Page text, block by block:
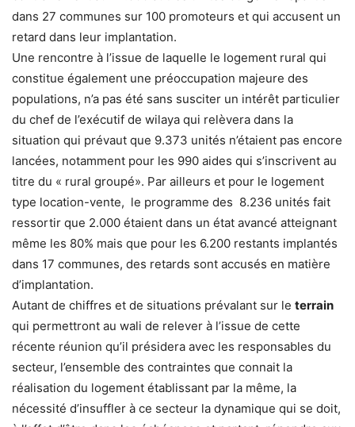
dans 27 communes sur 100 promoteurs et qui accusent un
retard dans leur implantation.
Une rencontre à l’issue de laquelle le logement rural qui
constitue également une préoccupation majeure des
populations, n’a pas été sans susciter un intérêt particulier
du chef de l’exécutif de wilaya qui relèvera dans la
situation qui prévaut que 9.373 unités n’étaient pas encore
lancées, notamment pour les 990 aides qui s’inscrivent au
titre du « rural groupé». Par ailleurs et pour le logement
type location-vente, le programme des 8.236 unités fait
ressortir que 2.000 étaient dans un état avancé atteignant
même les 80% mais que pour les 6.200 restants implantés
dans 17 communes, des retards sont accusés en matière
d’implantation.
Autant de chiffres et de situations prévalant sur le terrain
qui permettront au wali de relever à l’issue de cette
récente réunion qu’il présidera avec les responsables du
secteur, l’ensemble des contraintes que connait la
réalisation du logement établissant par la même, la
nécessité d’insuffler à ce secteur la dynamique qui se doit,